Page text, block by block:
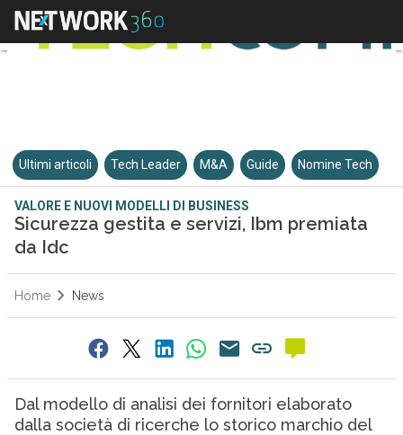
Ultimi articoli Tech Leader M&A Guide Nomine Tech
VALORE E NUOVI MODELLI DI BUSINESS
Sicurezza gestita e servizi, Ibm premiata
da Idc
Home News
Dal modello di analisi dei fornitori elaborato
dalla società di ricerche lo storico marchio del